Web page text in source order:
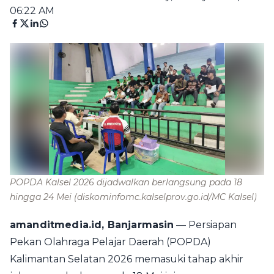
06:22 AM
POPDA Kalsel 2026 dijadwalkan berlangsung pada 18
hingga 24 Mei (diskominfomc.kalselprov.go.id/MC Kalsel)
amanditmedia.id, Banjarmasin — Persiapan
Pekan Olahraga Pelajar Daerah (POPDA)
Kalimantan Selatan 2026 memasuki tahap akhir